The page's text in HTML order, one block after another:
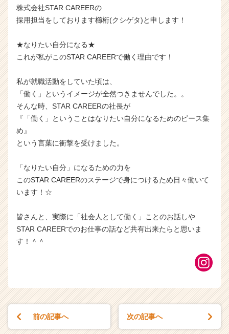
株式会社STAR CAREERの
採用担当をしております櫛桁(クシゲタ)と申します！
★なりたい自分になる★
これが私がこのSTAR CAREERで働く理由です！
私が就職活動をしていた頃は、
「働く」というイメージが全然つきませんでした。。
そんな時、STAR CAREERの社長が
『「働く」ということはなりたい自分になるためのピース集
め』
という言葉に衝撃を受けました。
「なりたい自分」になるための力を
このSTAR CAREERのステージで身につけるため日々働いて
います！☆
皆さんと、実際に「社会人として働く」ことのお話しや
STAR CAREERでのお仕事の話など共有出来たらと思いま
す！＾＾
前の記事へ 次の記事へ